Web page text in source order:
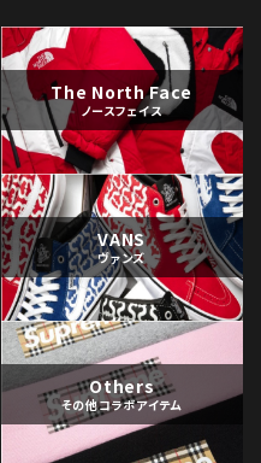
The North Face
ノースフェイス
VANS
ヴァンズ
Others
その他コラボアイテム